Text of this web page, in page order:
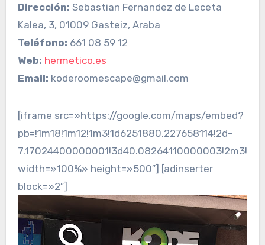
Dirección: Sebastian Fernandez de Leceta
Kalea, 3, 01009 Gasteiz, Araba
Teléfono: 661 08 59 12
Web: hermetico.es
Email: koderoomescape@gmail.com
[iframe src=»https://google.com/maps/embed?
pb=!1m18!1m12!1m3!1d6251880.227658114!2d-
width=»100%» height=»500″] [adinserter
block=»2″]